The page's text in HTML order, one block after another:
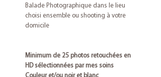
Balade Photographique dans le lieu
choisi ensemble ou shooting à votre
domicile
Minimum de 25 photos retouchées en
HD sélectionnées par mes soins